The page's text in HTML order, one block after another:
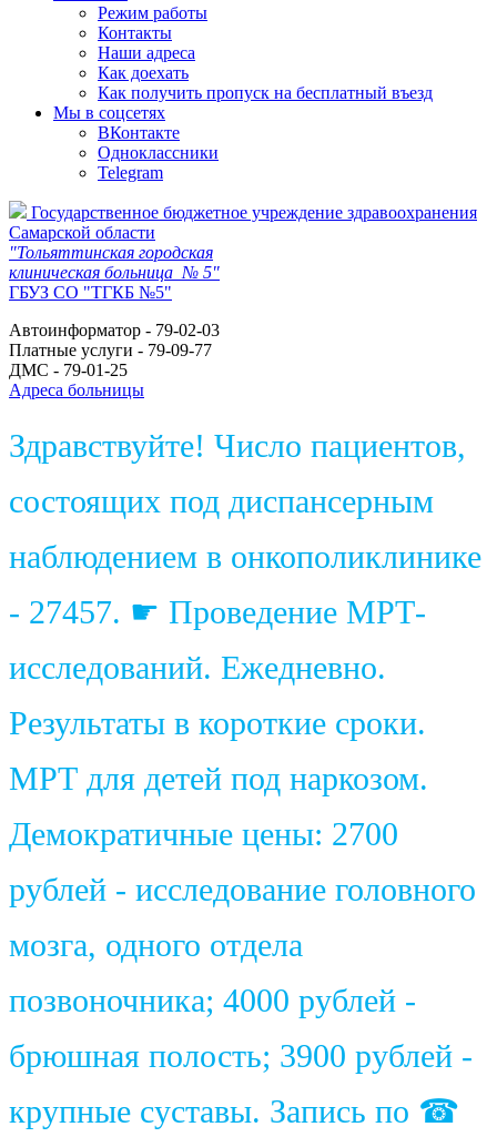
Режим работы
Контакты
Наши адреса
Как доехать
Как получить пропуск на бесплатный въезд
Мы в соцсетях
ВКонтакте
Одноклассники
Telegram
Государственное бюджетное учреждение здравоохранения
Самарской области
"Тольяттинская городская
клиническая больница № 5"
ГБУЗ СО "ТГКБ №5"
Автоинформатор - 79-02-03
Платные услуги - 79-09-77
ДМС - 79-01-25
Адреса больницы
Здравствуйте! Число пациентов,
состоящих под диспансерным
наблюдением в онкополиклинике
- 27457. ☛ Проведение МРТ-
исследований. Ежедневно.
Результаты в короткие сроки.
МРТ для детей под наркозом.
Демократичные цены: 2700
рублей - исследование головного
мозга, одного отдела
позвоночника; 4000 рублей -
брюшная полость; 3900 рублей -
крупные суставы. Запись по ☎